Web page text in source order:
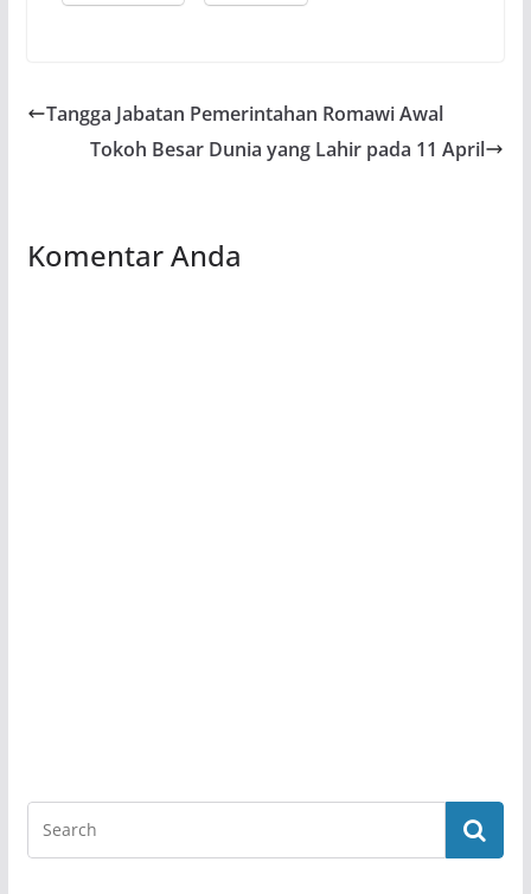
Tangga Jabatan Pemerintahan Romawi Awal
Tokoh Besar Dunia yang Lahir pada 11 April
Komentar Anda